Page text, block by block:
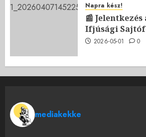
Napra kész!
📰
Ifjúsági
2026-05-01 0
mediakekke